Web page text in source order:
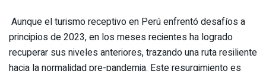
Aunque el turismo receptivo en Perú enfrentó desafíos a
principios de 2023, en los meses recientes ha logrado
recuperar sus niveles anteriores, trazando una ruta resiliente
hacia la normalidad pre-pandemia. Este resurgimiento es